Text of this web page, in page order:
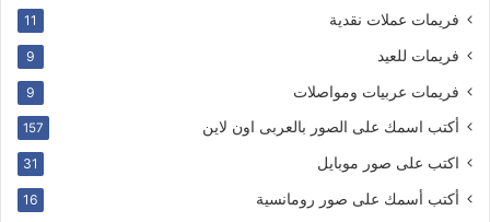
فريمات عملات نقدية 11
فريمات للعيد 9
فريمات عربيات ومواصلات 9
أكتب اسمك على الصور بالعربى اون لاين 157
اكتب على صور موبايل 31
أكتب أسمك على صور رومانسية 16